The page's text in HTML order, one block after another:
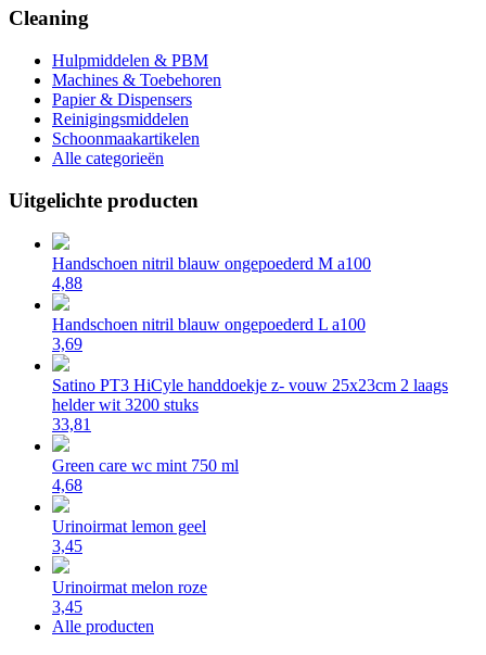
Cleaning
Hulpmiddelen & PBM
Machines & Toebehoren
Papier & Dispensers
Reinigingsmiddelen
Schoonmaakartikelen
Alle categorieën
Uitgelichte producten
Handschoen nitril blauw ongepoederd M a100
4,88
Handschoen nitril blauw ongepoederd L a100
3,69
Satino PT3 HiCyle handdoekje z- vouw 25x23cm 2 laags
helder wit 3200 stuks
33,81
Green care wc mint 750 ml
4,68
Urinoirmat lemon geel
3,45
Urinoirmat melon roze
3,45
Alle producten